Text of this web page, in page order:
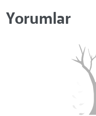
Yorumlar